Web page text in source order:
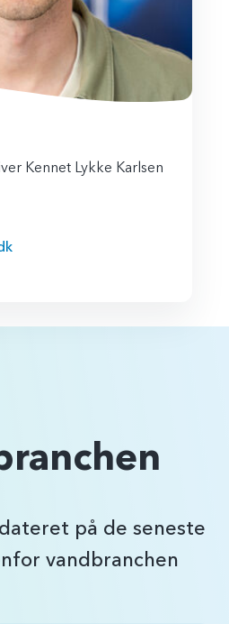
Kennet Lykke Karlsen
på de seneste
vandbranchen